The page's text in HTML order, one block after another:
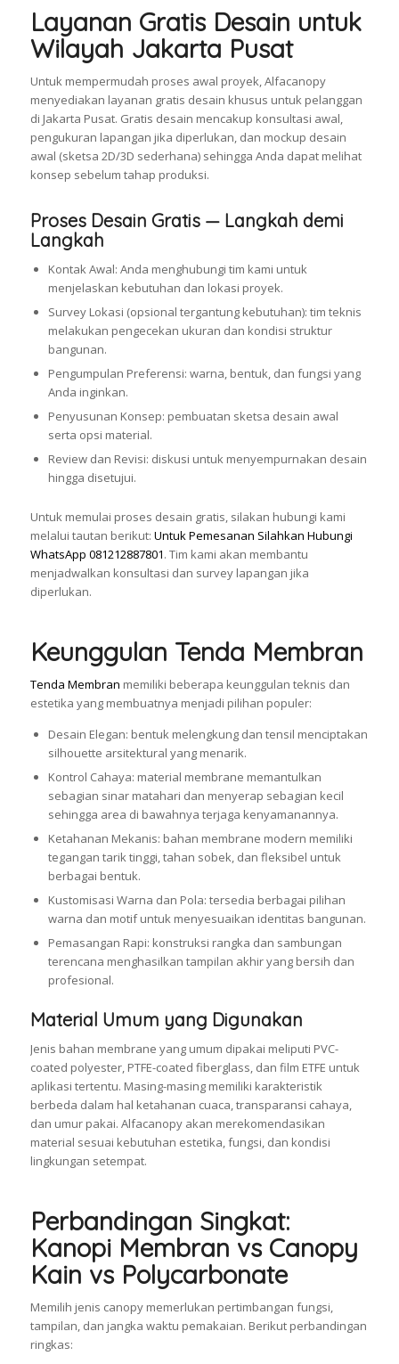
Layanan Gratis Desain untuk
Wilayah Jakarta Pusat
Untuk mempermudah proses awal proyek, Alfacanopy
menyediakan layanan gratis desain khusus untuk pelanggan
di Jakarta Pusat. Gratis desain mencakup konsultasi awal,
pengukuran lapangan jika diperlukan, dan mockup desain
awal (sketsa 2D/3D sederhana) sehingga Anda dapat melihat
konsep sebelum tahap produksi.
Proses Desain Gratis — Langkah demi
Langkah
Kontak Awal: Anda menghubungi tim kami untuk
menjelaskan kebutuhan dan lokasi proyek.
Survey Lokasi (opsional tergantung kebutuhan): tim teknis
melakukan pengecekan ukuran dan kondisi struktur
bangunan.
Pengumpulan Preferensi: warna, bentuk, dan fungsi yang
Anda inginkan.
Penyusunan Konsep: pembuatan sketsa desain awal
serta opsi material.
Review dan Revisi: diskusi untuk menyempurnakan desain
hingga disetujui.
Untuk memulai proses desain gratis, silakan hubungi kami
melalui tautan berikut: Untuk Pemesanan Silahkan Hubungi
WhatsApp 081212887801. Tim kami akan membantu
menjadwalkan konsultasi dan survey lapangan jika
diperlukan.
Keunggulan Tenda Membran
Tenda Membran memiliki beberapa keunggulan teknis dan
estetika yang membuatnya menjadi pilihan populer:
Desain Elegan: bentuk melengkung dan tensil menciptakan
silhouette arsitektural yang menarik.
Kontrol Cahaya: material membrane memantulkan
sebagian sinar matahari dan menyerap sebagian kecil
sehingga area di bawahnya terjaga kenyamanannya.
Ketahanan Mekanis: bahan membrane modern memiliki
tegangan tarik tinggi, tahan sobek, dan fleksibel untuk
berbagai bentuk.
Kustomisasi Warna dan Pola: tersedia berbagai pilihan
warna dan motif untuk menyesuaikan identitas bangunan.
Pemasangan Rapi: konstruksi rangka dan sambungan
terencana menghasilkan tampilan akhir yang bersih dan
profesional.
Material Umum yang Digunakan
Jenis bahan membrane yang umum dipakai meliputi PVC-
coated polyester, PTFE-coated fiberglass, dan film ETFE untuk
aplikasi tertentu. Masing-masing memiliki karakteristik
berbeda dalam hal ketahanan cuaca, transparansi cahaya,
dan umur pakai. Alfacanopy akan merekomendasikan
material sesuai kebutuhan estetika, fungsi, dan kondisi
lingkungan setempat.
Perbandingan Singkat:
Kanopi Membran vs Canopy
Kain vs Polycarbonate
Memilih jenis canopy memerlukan pertimbangan fungsi,
tampilan, dan jangka waktu pemakaian. Berikut perbandingan
ringkas: